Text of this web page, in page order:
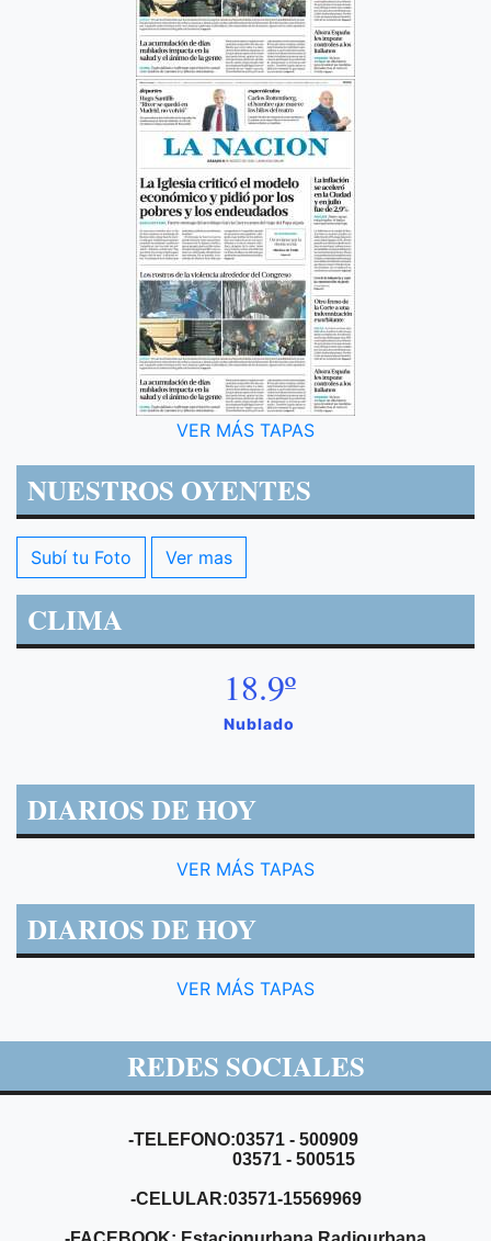
VER MÁS TAPAS
NUESTROS OYENTES
Subí tu Foto Ver mas
CLIMA
18.9º
Nublado
DIARIOS DE HOY
VER MÁS TAPAS
DIARIOS DE HOY
VER MÁS TAPAS
REDES SOCIALES
-TELEFONO:03571 - 500909
03571 - 500515
-CELULAR:03571-15569969